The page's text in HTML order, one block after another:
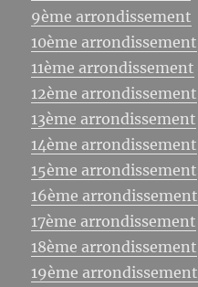
9ème arrondissement
10ème arrondissement
11ème arrondissement
12ème arrondissement
13ème arrondissement
14ème arrondissement
15ème arrondissement
16ème arrondissement
17ème arrondissement
18ème arrondissement
19ème arrondissement